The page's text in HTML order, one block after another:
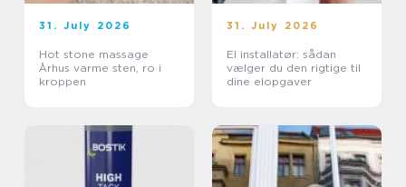
31. July 2026
Hot stone massage
Århus varme sten, ro i
kroppen
31. July 2026
El installatør: sådan
vælger du den rigtige til
dine elopgaver